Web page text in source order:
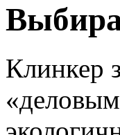
Клинкер